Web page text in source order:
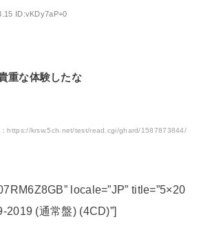
ID:vKDy7aP+0
重な体験したな
：https://krsw.5ch.net/test/read.cgi/ghard/1587873844/
locale=”JP” title=”5×20
(通常盤) (4CD)”]